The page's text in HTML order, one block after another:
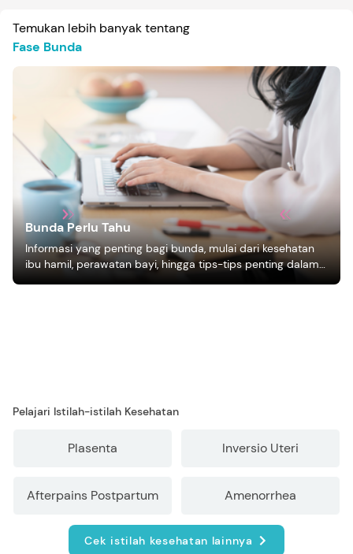
Temukan lebih banyak tentang
Fase Bunda
Bunda Perlu Tahu
Informasi yang penting bagi bunda, mulai dari kesehatan
ibu hamil, perawatan bayi, hingga tips-tips penting dalam
mengasuh anak
Pelajari Istilah-istilah Kesehatan
Plasenta Inversio Uteri
Afterpains Postpartum Amenorrhea
Cek istilah kesehatan lainnya